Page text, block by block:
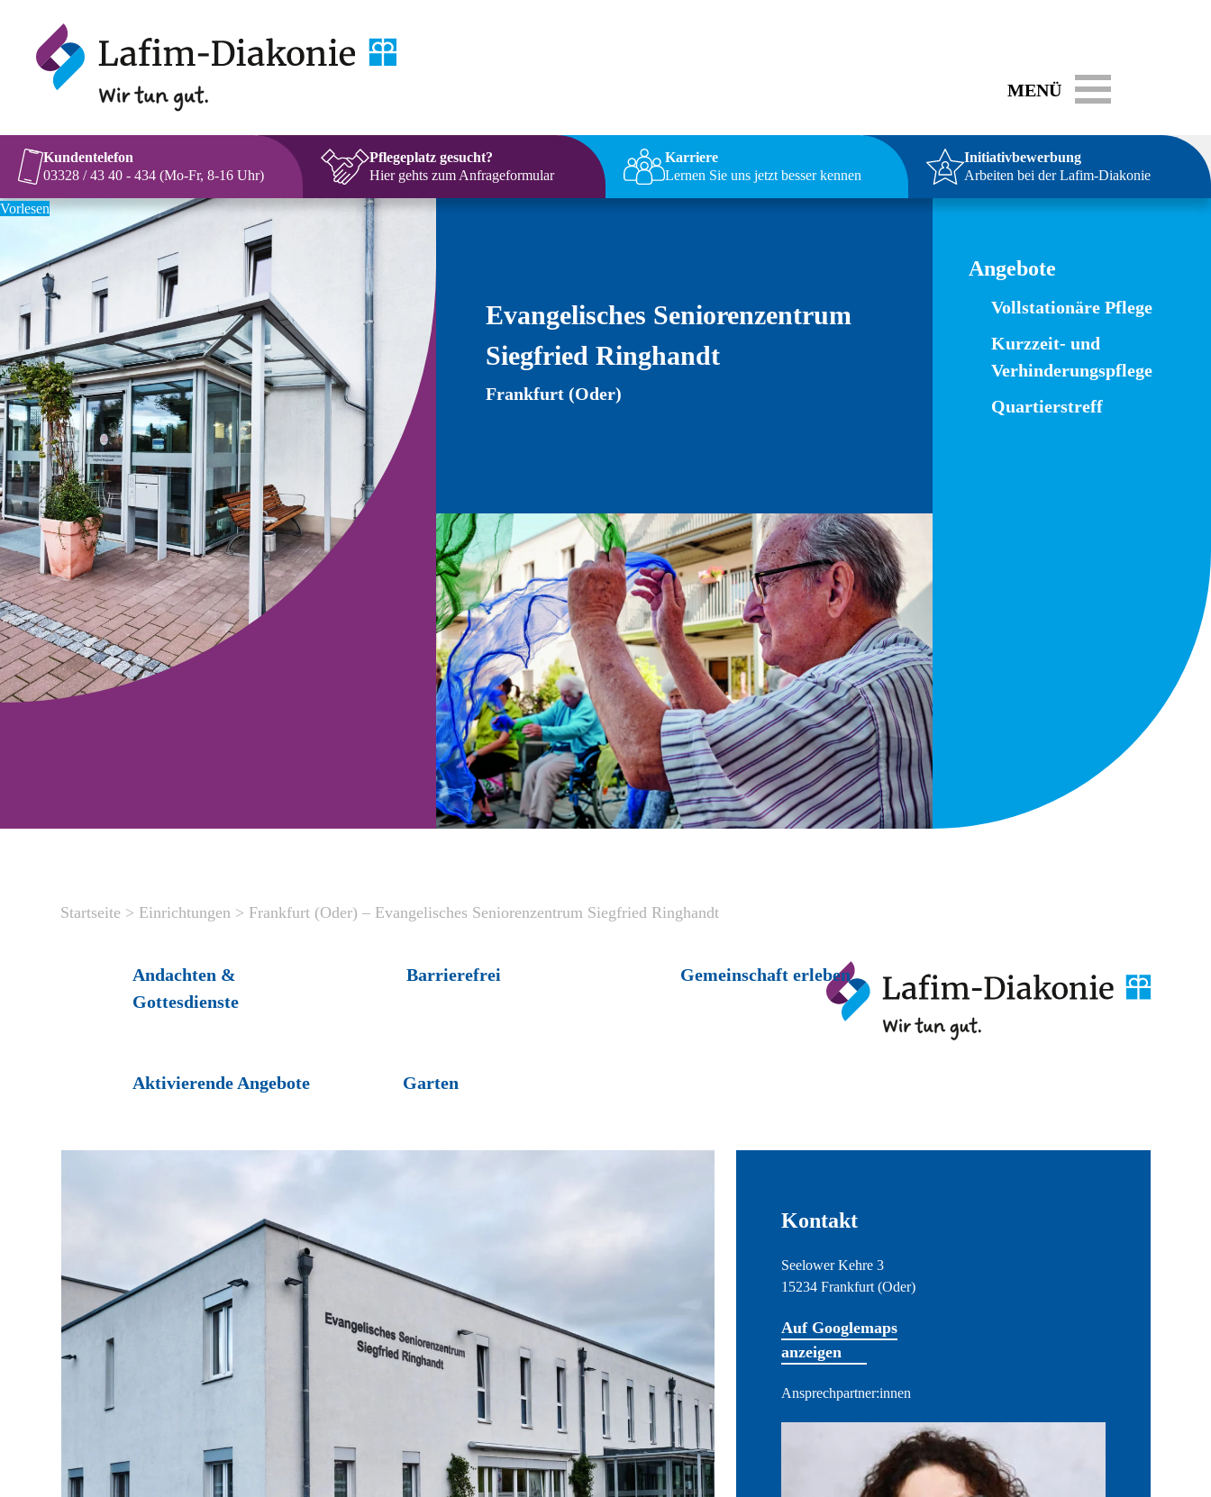
Vorlesen
MENÜ Toggle navigation
Kundentelefon
03328 / 43 40 - 434 (Mo-Fr, 8-16 Uhr)
Pflegeplatz gesucht?
Hier gehts zum Anfrageformular
Karriere
Lernen Sie uns jetzt besser kennen
Initiativbewerbung
Arbeiten bei der Lafim-Diakonie
Evangelisches Seniorenzentrum
Siegfried Ringhandt
Frankfurt (Oder)
Angebote
Vollstationäre Pflege
Kurzzeit- und
Verhinderungspflege
Quartierstreff
Startseite > Einrichtungen > Frankfurt (Oder) – Evangelisches Seniorenzentrum Siegfried Ringhandt
Andachten &
Gottesdienste
Barrierefrei Gemeinschaft erleben
Aktivierende Angebote Garten
Kontakt
Seelower Kehre 3
15234 Frankfurt (Oder)
Auf Googlemaps
anzeigen
Ansprechpartner:innen